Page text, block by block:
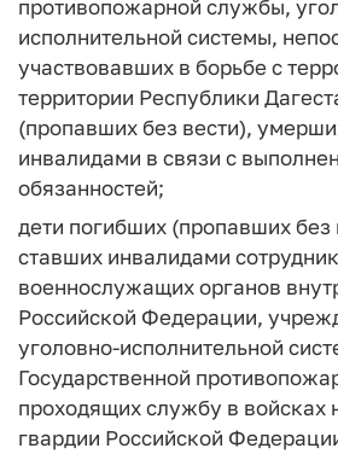
противопожарной службы,
исполнительной системы,
участвовавших в борьбе с
территории Республики
(пропавших без вести),
инвалидами в связи с
обязанностей;
дети погибших (пропавших
ставших инвалидами
военнослужащих органов
Российской Федерации,
уголовно-исполнительной
Государственной
проходящих службу в войсках
гвардии Российской